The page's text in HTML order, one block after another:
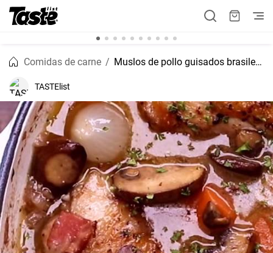
Comidas de carne Muslos de pollo guisados brasileños
TASTElist